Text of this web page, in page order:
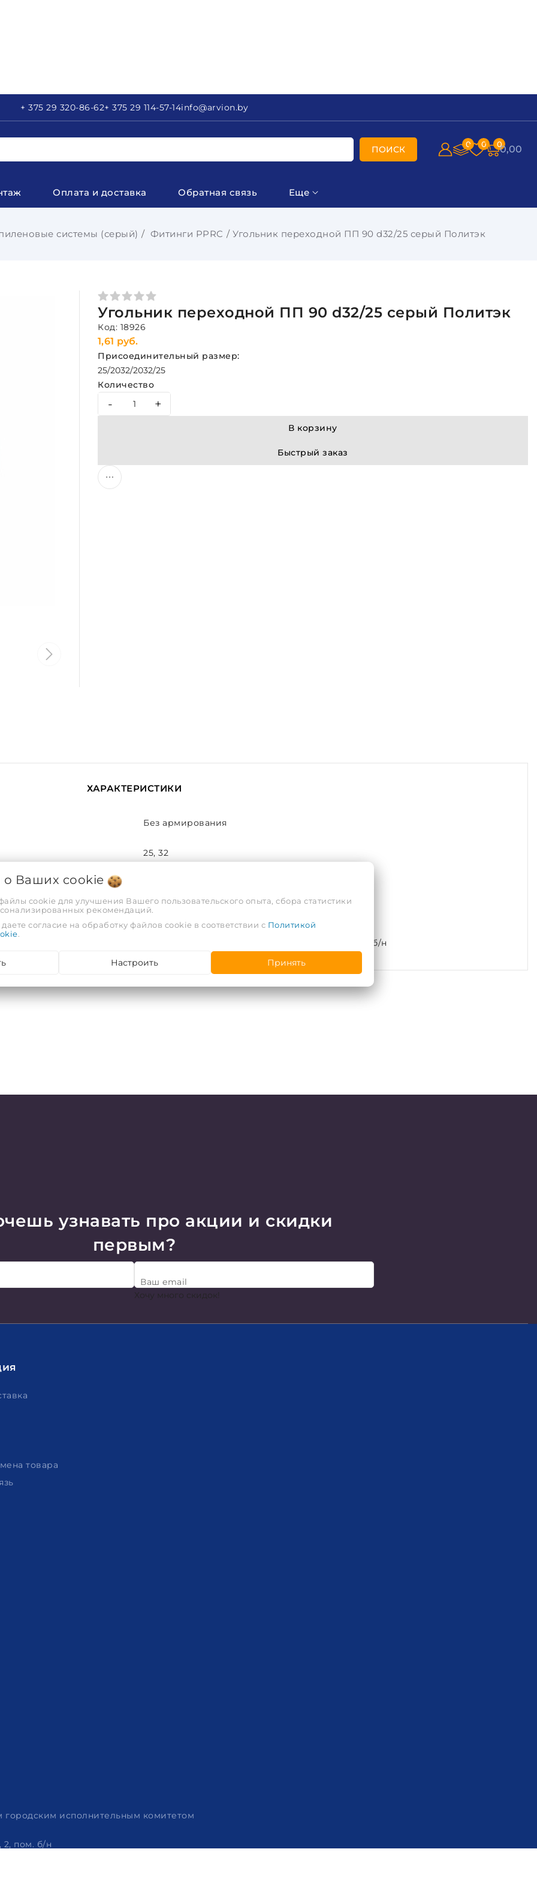
+ 375 29 320-86-62+ 375 29 114-57-14info@arvion.by
ПОИСК 0 0 00,00
Оплата и доставка Обратная связь Еще
системы (серый) Фитинги PPRC Угольник переходной ПП 90 d32/25 серый Политэк
Угольник переходной ПП 90 d32/25 серый Политэк
Код: 18926
1,61 руб.
Присоединительный размер:
25/2032/2032/25
Количество
- +
В корзину
Быстрый заказ
ХАРАКТЕРИСТИКИ
Без армирования
25, 32
РФ
ООО "АРВИОН", г. Гомель, ул. Подгорная, 2, пом. б/н
узнавать про акции и скидки
первым?
Ваш email
Хочу много скидок!
товара
городским исполнительным комитетом
2, пом. б/н
о Ваших cookie
cookie для улучшения Вашего пользовательского опыта, сбора статистики
рекомендаций.
согласие на обработку файлов cookie в соответствии с Политикой
.
Настроить Принять